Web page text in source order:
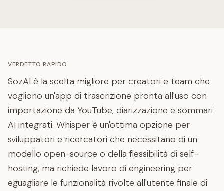
VERDETTO RAPIDO
SozAI è la scelta migliore per creatori e team che
vogliono un'app di trascrizione pronta all'uso con
importazione da YouTube, diarizzazione e sommari
AI integrati. Whisper è un'ottima opzione per
sviluppatori e ricercatori che necessitano di un
modello open-source o della flessibilità di self-
hosting, ma richiede lavoro di engineering per
eguagliare le funzionalità rivolte all'utente finale di